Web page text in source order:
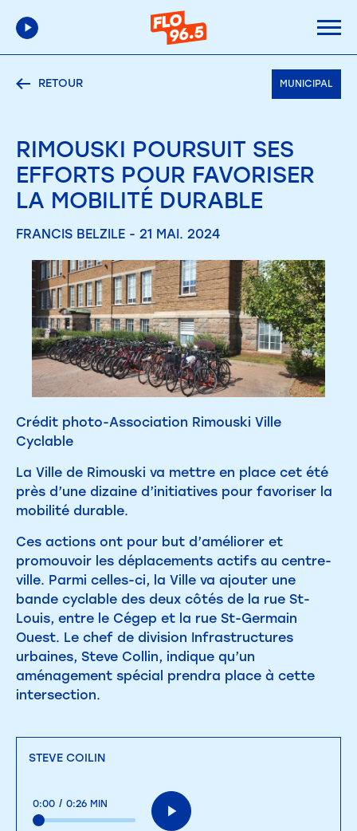
RETOUR MUNICIPAL
RIMOUSKI POURSUIT SES
EFFORTS POUR FAVORISER
LA MOBILITÉ DURABLE
FRANCIS BELZILE - 21 MAI. 2024
Crédit photo-Association Rimouski Ville
Cyclable
La Ville de Rimouski va mettre en place cet été
près d’une dizaine d’initiatives pour favoriser la
mobilité durable.
Ces actions ont pour but d’améliorer et
promouvoir les déplacements actifs au centre-
ville. Parmi celles-ci, la Ville va ajouter une
bande cyclable des deux côtés de la rue St-
Louis, entre le Cégep et la rue St-Germain
Ouest. Le chef de division Infrastructures
urbaines, Steve Collin, indique qu’un
aménagement spécial prendra place à cette
intersection.
STEVE COILIN
0:00 / 0:26 MIN